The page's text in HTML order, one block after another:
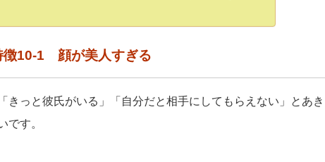
徴10-1 顔が美人すぎる
きっと彼氏がいる」「自分だと相手にしてもらえない」とあき
です。